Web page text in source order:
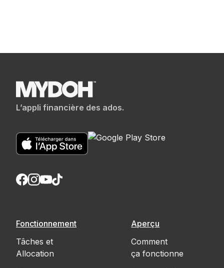
L’appli financière des ados.
Fonctionnement
Tâches et
Allocation
Aperçu
Comment
ça fonctionne